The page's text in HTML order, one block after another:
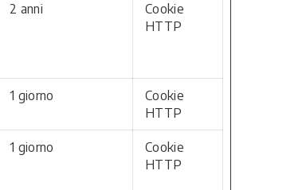
2 anni
Cookie
HTTP
1 giorno
Cookie
HTTP
1 giorno
Cookie
HTTP